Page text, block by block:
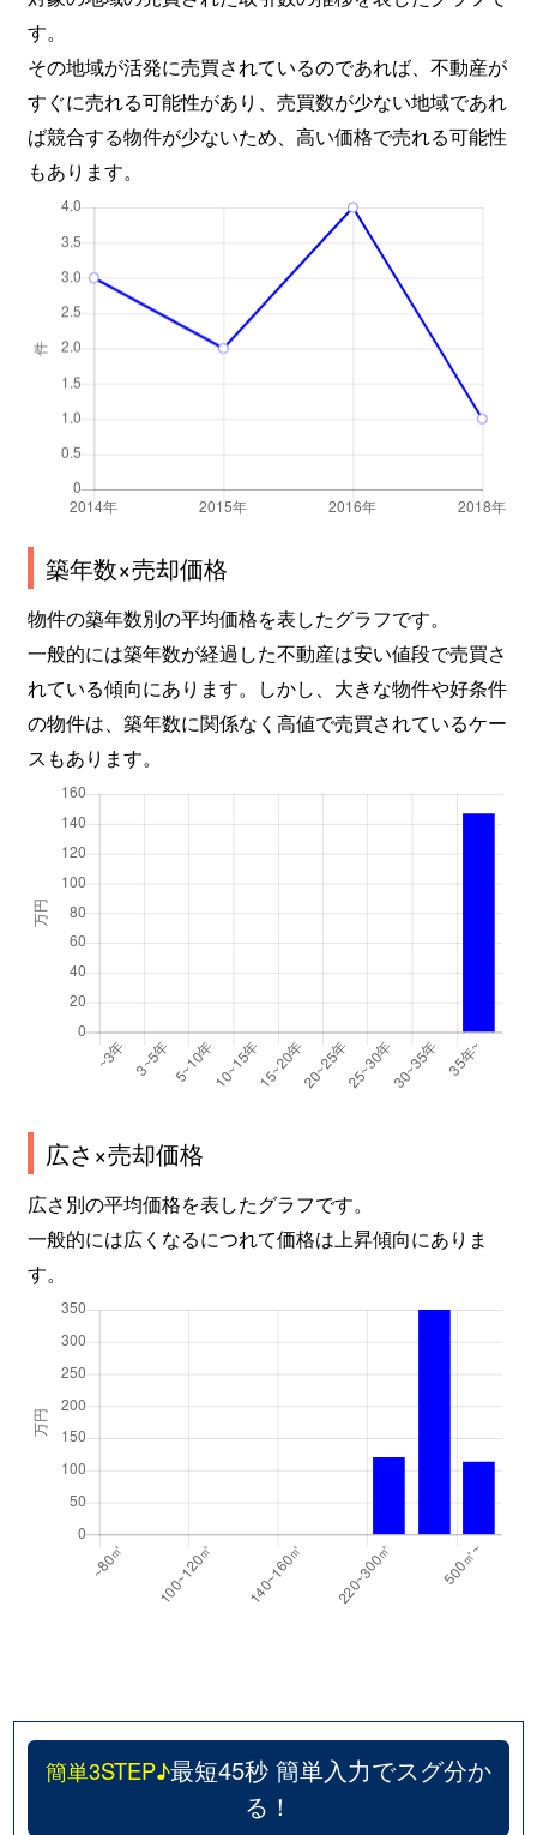
す。
その地域が活発に売買されているのであれば、不動産が
すぐに売れる可能性があり、売買数が少ない地域であれ
ば競合する物件が少ないため、高い価格で売れる可能性
もあります。
築年数×売却価格
物件の築年数別の平均価格を表したグラフです。
一般的には築年数が経過した不動産は安い値段で売買さ
れている傾向にあります。しかし、大きな物件や好条件
の物件は、築年数に関係なく高値で売買されているケー
スもあります。
広さ×売却価格
広さ別の平均価格を表したグラフです。
一般的には広くなるにつれて価格は上昇傾向にありま
す。
簡単3STEP♪最短45秒 簡単入力でスグ分か
る！